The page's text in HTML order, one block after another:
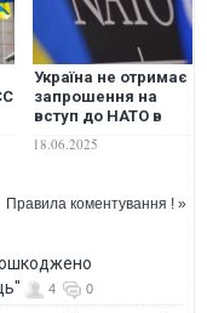
Україна не отримає
запрошення на
вступ до НАТО в
18.06.2025
Правила коментування ! »
4 0